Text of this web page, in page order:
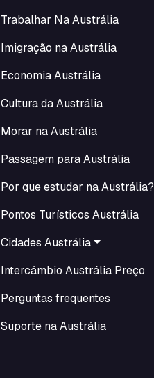
Trabalhar Na Austrália
Imigração na Austrália
Economia Austrália
Cultura da Austrália
Morar na Austrália
Passagem para Austrália
Por que estudar na Austrália?
Pontos Turísticos Austrália
Cidades Austrália
Intercâmbio Austrália Preço
Perguntas frequentes
Suporte na Austrália